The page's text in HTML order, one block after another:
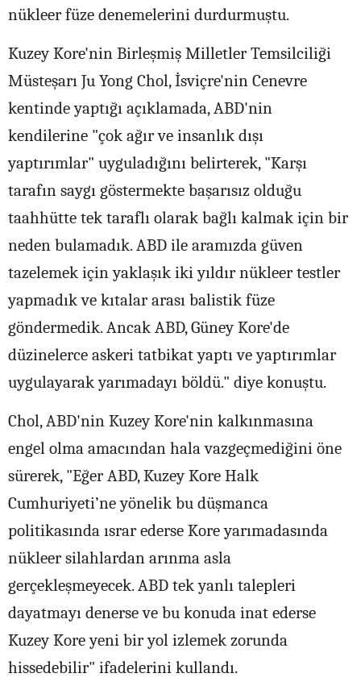
nükleer füze denemelerini durdurmuştu.
Kuzey Kore'nin Birleşmiş Milletler Temsilciliği
Müsteşarı Ju Yong Chol, İsviçre'nin Cenevre
kentinde yaptığı açıklamada, ABD'nin
kendilerine "çok ağır ve insanlık dışı
yaptırımlar" uyguladığını belirterek, "Karşı
tarafın saygı göstermekte başarısız olduğu
taahhütte tek taraflı olarak bağlı kalmak için bir
neden bulamadık. ABD ile aramızda güven
tazelemek için yaklaşık iki yıldır nükleer testler
yapmadık ve kıtalar arası balistik füze
göndermedik. Ancak ABD, Güney Kore'de
düzinelerce askeri tatbikat yaptı ve yaptırımlar
uygulayarak yarımadayı böldü." diye konuştu.
Chol, ABD'nin Kuzey Kore'nin kalkınmasına
engel olma amacından hala vazgeçmediğini öne
sürerek, "Eğer ABD, Kuzey Kore Halk
Cumhuriyeti’ne yönelik bu düşmanca
politikasında ısrar ederse Kore yarımadasında
nükleer silahlardan arınma asla
gerçekleşmeyecek. ABD tek yanlı talepleri
dayatmayı denerse ve bu konuda inat ederse
Kuzey Kore yeni bir yol izlemek zorunda
hissedebilir" ifadelerini kullandı.